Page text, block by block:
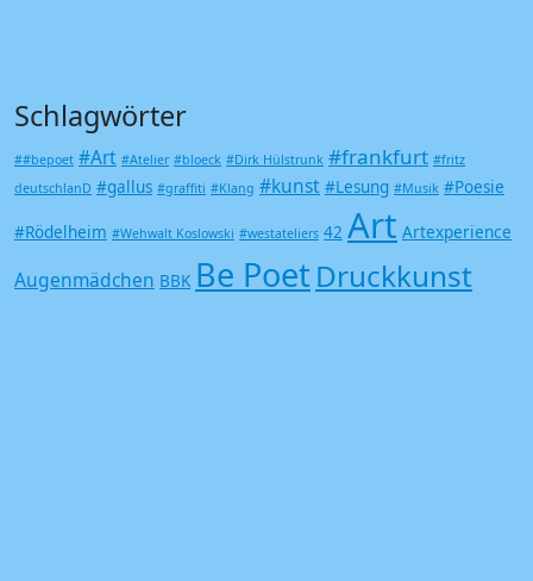
Schlagwörter
##bepoet #Art #Atelier #bloeck #Dirk Hülstrunk #frankfurt #fritz
deutschlanD #gallus #graffiti #Klang #kunst #Lesung #Musik #Poesie
#Rödelheim #Wehwalt Koslowski #westateliers 42 Art Artexperience
Augenmädchen BBK Be Poet Druckkunst